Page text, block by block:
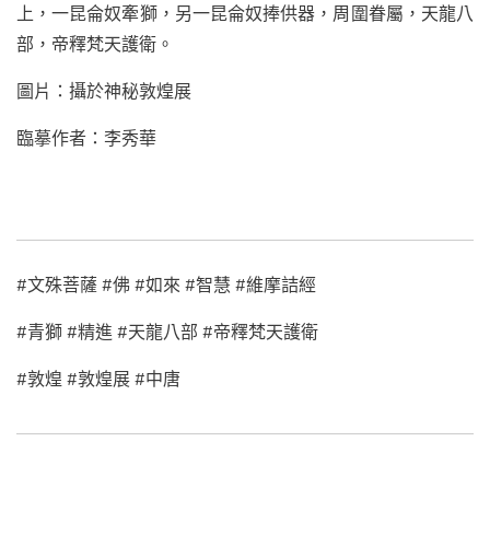
上，一昆侖奴牽獅，另一昆侖奴捧供器，周圍眷屬，天龍八
部，帝釋梵天護衛。
圖片：攝於神秘敦煌展
臨摹作者：李秀華
#文殊菩薩 #佛 #如來 #智慧 #維摩詰經
#青獅 #精進 #天龍八部 #帝釋梵天護衛
#敦煌#敦煌展#中唐